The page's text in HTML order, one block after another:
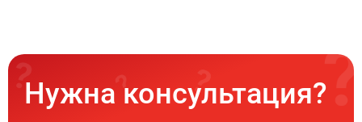
Нужна консультация?